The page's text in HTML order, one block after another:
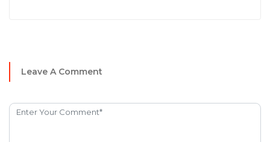
Leave A Comment